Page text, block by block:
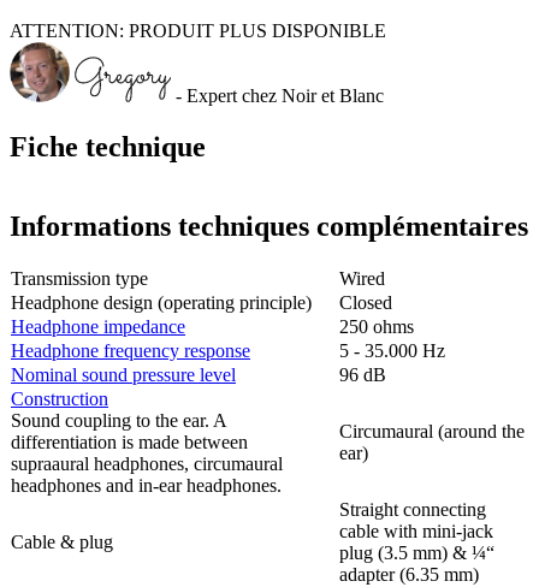
Fiche technique
Informations techniques complémentaires
Transmission type
Wired
Headphone design (operating principle)
Closed
Headphone impedance
250 ohms
Headphone frequency response
5 - 35.000 Hz
Nominal sound pressure level
96 dB
Construction
Sound coupling to the ear. A
differentiation is made between
supraaural headphones, circumaural
headphones and in-ear headphones.
Circumaural (around the
ear)
Cable & plug
Straight connecting
cable with mini-jack
plug (3.5 mm) & ¼“
adapter (6.35 mm)
ATTENTION: PRODUIT PLUS DISPONIBLE
- Expert chez Noir et Blanc